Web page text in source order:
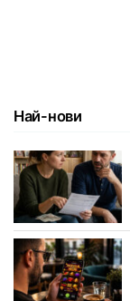
Най-нови